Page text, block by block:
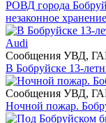
РОВД города
незаконное
Сообщения УВД,
В Бобруйске 13-
Сообщения УВД,
Ночной пожар.